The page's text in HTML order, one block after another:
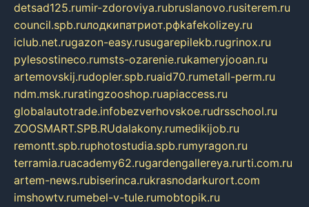
detsad125.rumir-zdoroviya.rubruslanovo.rusiterem.ru
council.spb.ruлодкипатриот.рфkafekolizey.ru
iclub.net.rugazon-easy.rusugarepilekb.rugrinox.ru
pylesostineco.rumsts-ozarenie.rukameryjooan.ru
artemovskij.rudopler.spb.ruaid70.rumetall-perm.ru
ndm.msk.ruratingzooshop.ruapiaccess.ru
globalautotrade.infobezverhovskoe.rudrsschool.ru
ZOOSMART.SPB.RUdalakony.rumedikijob.ru
remontt.spb.ruphotostudia.spb.rumyragon.ru
terramia.ruacademy62.rugardengallereya.rurti.com.ru
artem-news.rubiserinca.rukrasnodarkurort.com
imshowtv.rumebel-v-tule.rumobtopik.ru